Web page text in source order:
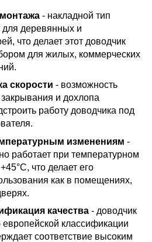
- накладной тип
для деревянных и
что делает этот доводчик
для жилых, коммерческих
скорости - возможность
закрывания и дохлопа
работу доводчика под
изменениям -
работает при температурном
что делает его
как в помещениях,
качества - доводчик
классификации
соответствие высоким